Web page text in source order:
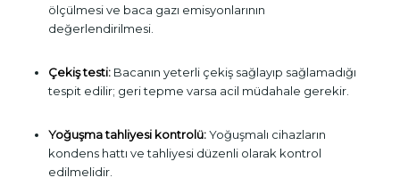
ölçülmesi ve baca gazı emisyonlarının
değerlendirilmesi.
Çekiş testi:Bacanın yeterli çekiş sağlayıp sağlamadığı
tespit edilir; geri tepme varsa acil müdahale gerekir.
Yoğuşma tahliyesi kontrolü:Yoğuşmalı cihazların
kondens hattı ve tahliyesi düzenli olarak kontrol
edilmelidir.